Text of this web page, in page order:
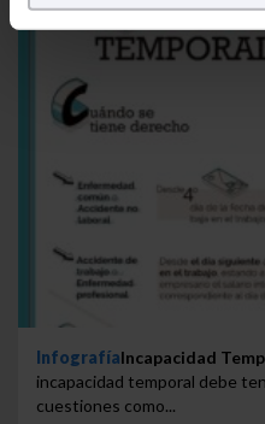
en la web sea óptima
Puedesaceptar solo las
todas las cookies
También puedes
seleccionar solo
navegador. Si no
las que sean
Saber más acerca de las
InfografíaIncapacidad
incapacidad temporal debe
cuestiones como...